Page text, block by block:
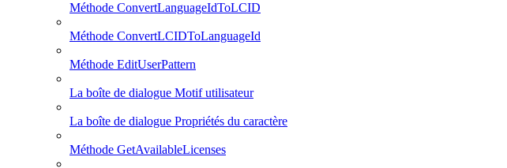
Méthode ConvertLanguageIdToLCID
Méthode ConvertLCIDToLanguageId
Méthode EditUserPattern
La boîte de dialogue Motif utilisateur
La boîte de dialogue Propriétés du caractère
Méthode GetAvailableLicenses